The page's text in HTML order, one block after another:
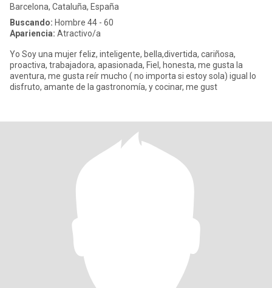
Barcelona, Cataluña, España
Buscando: Hombre 44 - 60
Apariencia: Atractivo/a
Yo Soy una mujer feliz, inteligente, bella,divertida, cariñosa,
proactiva, trabajadora, apasionada, Fiel, honesta, me gusta la
aventura, me gusta reír mucho ( no importa si estoy sola) igual lo
disfruto, amante de la gastronomía, y cocinar, me gust